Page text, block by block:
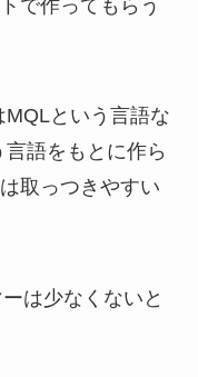
で作ってもらう
という言語な
語をもとに作ら
取っつきやすい
は少なくないと